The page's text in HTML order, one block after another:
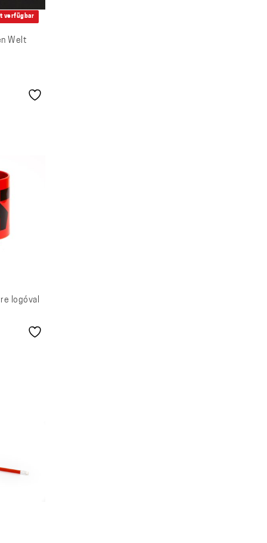
verfügbar
Welt
logóval